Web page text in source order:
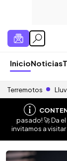
InicioNoticias
Terremotos
pasado! 🚀 Da
invitamos a